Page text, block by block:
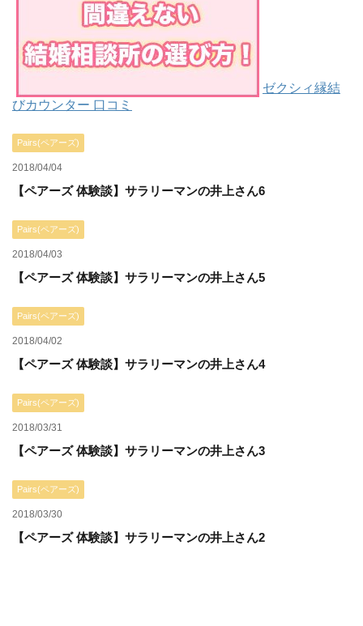
ゼクシィ縁結
びカウンター 口コミ
Pairs(ペアーズ)
2018/04/04
【ペアーズ 体験談】サラリーマンの井上さん6
Pairs(ペアーズ)
2018/04/03
【ペアーズ 体験談】サラリーマンの井上さん5
Pairs(ペアーズ)
2018/04/02
【ペアーズ 体験談】サラリーマンの井上さん4
Pairs(ペアーズ)
2018/03/31
【ペアーズ 体験談】サラリーマンの井上さん3
Pairs(ペアーズ)
2018/03/30
【ペアーズ 体験談】サラリーマンの井上さん2